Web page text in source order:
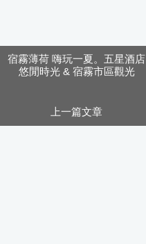
宿霧薄荷 嗨玩一夏。五星酒店
悠閒時光 & 宿霧市區觀光
上一篇文章